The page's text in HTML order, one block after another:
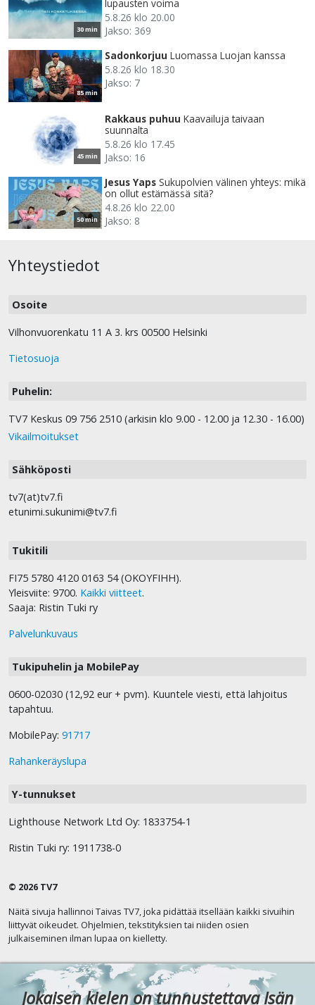
30 min
lupausten voima
5.8.26 klo 20.00
Jakso: 369
85 min
Sadonkorjuu Luomassa Luojan kanssa
5.8.26 klo 18.30
Jakso: 7
45 min
Rakkaus puhuu Kaavailuja taivaan
suunnalta
5.8.26 klo 17.45
Jakso: 16
50 min
Jesus Yaps Sukupolvien välinen yhteys: mikä
on ollut estämässä sitä?
4.8.26 klo 22.00
Jakso: 8
Yhteystiedot
Osoite
Vilhonvuorenkatu 11 A 3. krs 00500 Helsinki
Tietosuoja
Puhelin:
TV7 Keskus 09 756 2510 (arkisin klo 9.00 - 12.00 ja 12.30 - 16.00)
Vikailmoitukset
Sähköposti
tv7(at)tv7.fi
etunimi.sukunimi@tv7.fi
Tukitili
FI75 5780 4120 0163 54 (OKOYFIHH).
Yleisviite: 9700. Kaikki viitteet.
Saaja: Ristin Tuki ry
Palvelunkuvaus
Tukipuhelin ja MobilePay
0600-02030 (12,92 eur + pvm). Kuuntele viesti, että lahjoitus
tapahtuu.
MobilePay: 91717
Rahankeräyslupa
Y-tunnukset
Lighthouse Network Ltd Oy: 1833754-1
Ristin Tuki ry: 1911738-0
© 2026 TV7
Näitä sivuja hallinnoi Taivas TV7, joka pidättää itsellään kaikki sivuihin
liittyvät oikeudet. Ohjelmien, tekstityksien tai niiden osien
julkaiseminen ilman lupaa on kielletty.
Jokaisen kielen on tunnustettava Isän